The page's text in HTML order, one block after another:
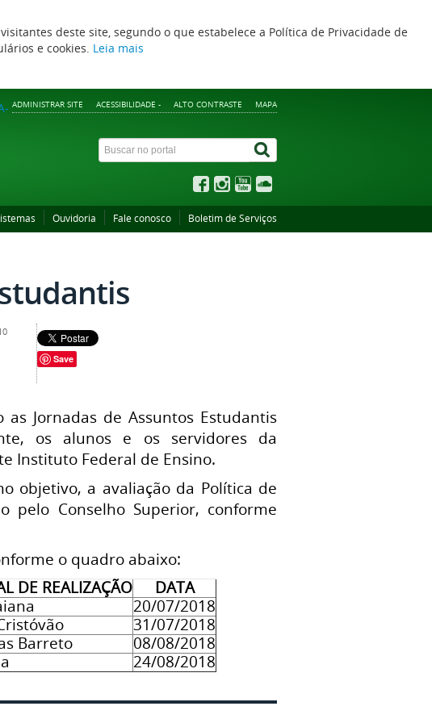
deste site, segundo o que estabelece a Política de Privacidade de
e cookies. Leia mais
ADMINISTRAR SITE ACESSIBILIDADE - ALTO CONTRASTE MAPA
Ouvidoria Fale conosco Boletim de Serviços
Save
Jornadas de Assuntos Estudantis
os alunos e os servidores da
Instituto Federal de Ensino.
objetivo, a avaliação da Política de
pelo Conselho Superior, conforme
o quadro abaixo:
DE REALIZAÇÃO
DATA
20/07/2018
31/07/2018
Barreto
08/08/2018
24/08/2018